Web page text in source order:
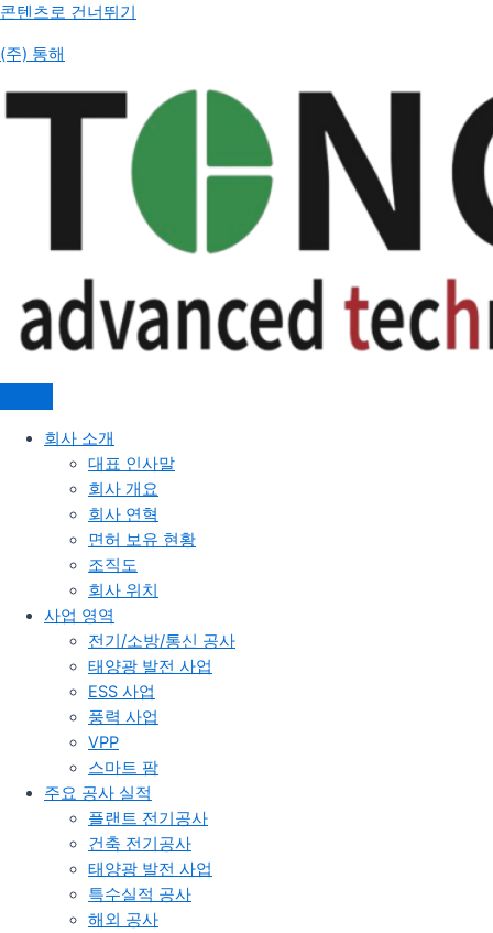
콘텐츠로 건너뛰기
(주) 통해
회사 소개
대표 인사말
회사 개요
회사 연혁
면허 보유 현황
조직도
회사 위치
사업 영역
전기/소방/통신 공사
태양광 발전 사업
ESS 사업
풍력 사업
VPP
스마트 팜
주요 공사 실적
플랜트 전기공사
건축 전기공사
태양광 발전 사업
특수실적 공사
해외 공사